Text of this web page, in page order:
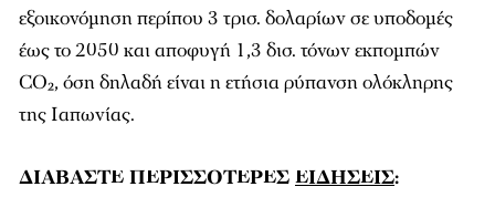
εξοικονόμηση περίπου 3 τρισ. δολαρίων σε υποδομές
έως το 2050 και αποφυγή 1,3 δισ. τόνων εκπομπών
CO₂, όση δηλαδή είναι η ετήσια ρύπανση ολόκληρης
της Ιαπωνίας.
ΔΙΑΒΑΣΤΕ ΠΕΡΙΣΣΟΤΕΡΕΣ ΕΙΔΗΣΕΙΣ: